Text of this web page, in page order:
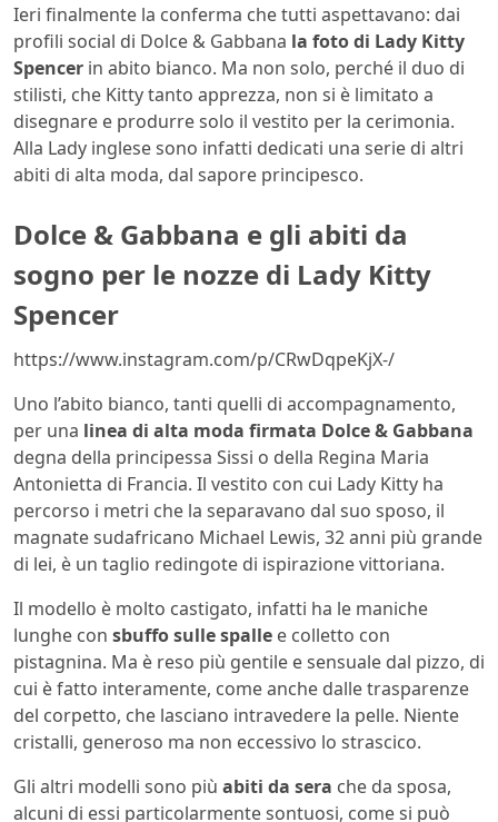
Ieri finalmente la conferma che tutti aspettavano: dai
profili social di Dolce & Gabbana la foto di Lady Kitty
Spencer in abito bianco. Ma non solo, perché il duo di
stilisti, che Kitty tanto apprezza, non si è limitato a
disegnare e produrre solo il vestito per la cerimonia.
Alla Lady inglese sono infatti dedicati una serie di altri
abiti di alta moda, dal sapore principesco.
Dolce & Gabbana e gli abiti da
sogno per le nozze di Lady Kitty
Spencer
https://www.instagram.com/p/CRwDqpeKjX-/
Uno l’abito bianco, tanti quelli di accompagnamento,
per una linea di alta moda firmata Dolce & Gabbana
degna della principessa Sissi o della Regina Maria
Antonietta di Francia. Il vestito con cui Lady Kitty ha
percorso i metri che la separavano dal suo sposo, il
magnate sudafricano Michael Lewis, 32 anni più grande
di lei, è un taglio redingote di ispirazione vittoriana.
Il modello è molto castigato, infatti ha le maniche
lunghe con sbuffo sulle spalle e colletto con
pistagnina. Ma è reso più gentile e sensuale dal pizzo, di
cui è fatto interamente, come anche dalle trasparenze
del corpetto, che lasciano intravedere la pelle. Niente
cristalli, generoso ma non eccessivo lo strascico.
Gli altri modelli sono più abiti da sera che da sposa,
alcuni di essi particolarmente sontuosi, come si può